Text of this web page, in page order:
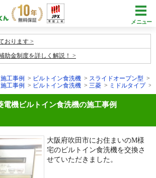
メニュー
おります
助金制度を詳しく解説！
施工事例 ビルトイン食洗機 スライドオープン型
施工事例 ビルトイン食洗機 三菱 ミドルタイプ
電機ビルトイン食洗機の施工事例
大阪府吹田市にお住まいのM様
宅のビルトイン食洗機を交換さ
せていただきました。